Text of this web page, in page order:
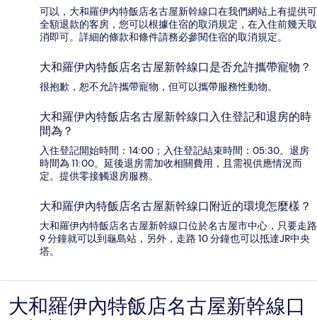
可以，大和羅伊內特飯店名古屋新幹線口在我們網站上有提供可
全額退款的客房，您可以根據住宿的取消規定，在入住前幾天取
消即可。詳細的條款和條件請務必參閱住宿的取消規定。
大和羅伊內特飯店名古屋新幹線口是否允許攜帶寵物？
很抱歉，恕不允許攜帶寵物，但可以攜帶服務性動物。
大和羅伊內特飯店名古屋新幹線口入住登記和退房的時
間為？
入住登記開始時間：14:00；入住登記結束時間：05:30。退房
時間為 11:00。延後退房需加收相關費用，且需視供應情況而
定。提供零接觸退房服務。
大和羅伊內特飯店名古屋新幹線口附近的環境怎麼樣？
大和羅伊內特飯店名古屋新幹線口位於名古屋市中心，只要走路
9 分鐘就可以到龜島站，另外，走路 10 分鐘也可以抵達JR中央
塔。
評
大和羅伊內特飯店名古屋新幹線口